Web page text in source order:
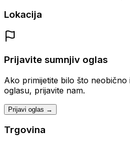
Lokacija
Prijavite sumnjiv oglas
Ako primijetite bilo što
oglasu, prijavite nam.
Prijavi oglas →
Trgovina